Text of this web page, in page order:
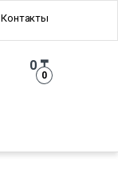
Контакты
0
0₸